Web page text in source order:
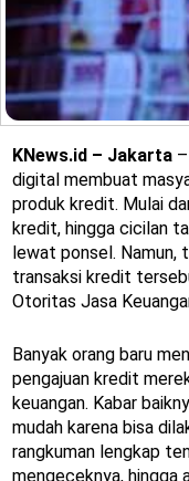
KNews.id – Jakarta
digital membuat
produk kredit. Mulai
kredit, hingga cicilan
lewat ponsel. Namun,
transaksi kredit
Otoritas Jasa
Banyak orang baru
pengajuan kredit
keuangan. Kabar
mudah karena bisa
rangkuman lengkap
mengeceknya, hingga